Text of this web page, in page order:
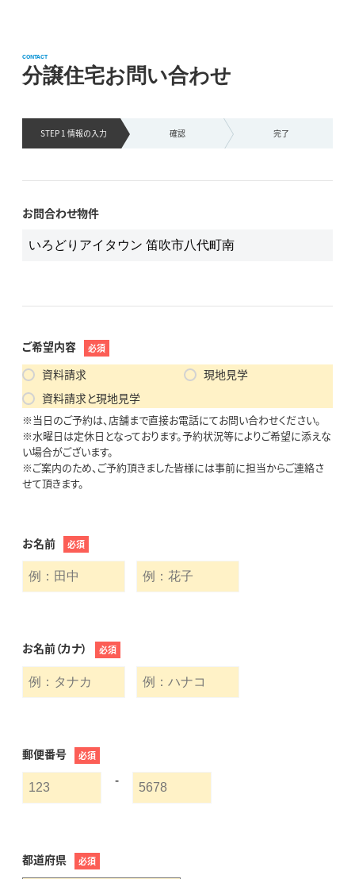
分譲住宅お問い合わせ
CONTACT
STEP 1 情報の入力 確認 完了
お問合わせ物件
ご希望内容 必須
資料請求
現地見学
資料請求と現地見学
※当日のご予約は、店舗まで直接お電話にてお問い合わせください。
※水曜日は定休日となっております。予約状況等によりご希望に添えな
い場合がございます。
※ご案内のため、ご予約頂きました皆様には事前に担当からご連絡さ
せて頂きます。
お名前 必須
お名前（カナ） 必須
郵便番号 必須
-
都道府県 必須